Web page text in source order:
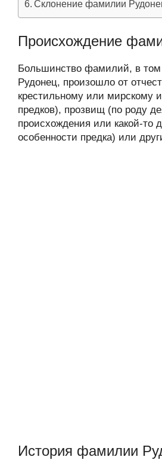
Склонение фамилии
Происхождение
Большинство фамилий, в
Рудонец, произошло от
крестильному или мирскому
предков), прозвищ (по роду
происхождения или какой-то
особенности предка) или
История фамилии